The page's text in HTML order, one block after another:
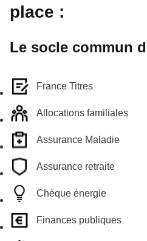
place :
Le socle commun
France Titres
Allocations familiales
Assurance Maladie
Assurance retraite
Chèque énergie
Finances publiques